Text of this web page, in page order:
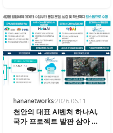
hananetworks·2026.06.11
천안의 대표 AI벤처 하나AI,
국가 프로젝트 발판 삼아 유